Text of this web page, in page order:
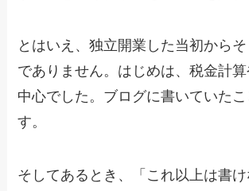
とはいえ、独立開業した当初から
でありません。はじめは、税金計
中心でした。ブログに書いていた
す。
そしてあるとき、「これ以上は書